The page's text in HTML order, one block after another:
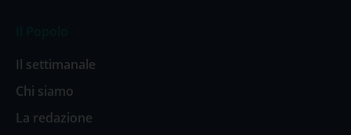
Il settimanale
Chi siamo
La redazione